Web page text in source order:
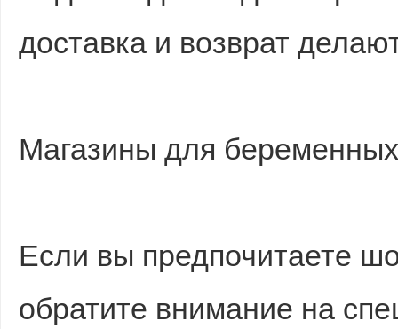
доставка и возврат
Магазины для беременных
Если вы предпочитаете
обратите внимание на